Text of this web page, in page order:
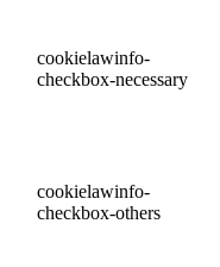
cookielawinfo-
checkbox-necessary
cookielawinfo-
checkbox-others